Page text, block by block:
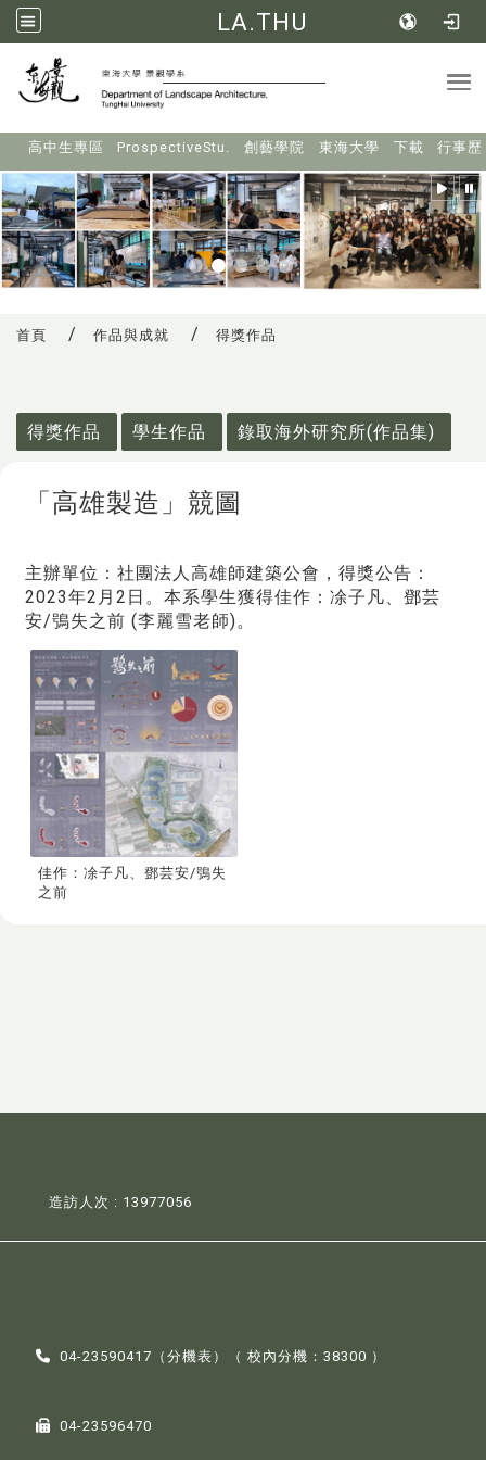
LA.THU
高中生專區 ProspectiveStu. 創藝學院 東海大學 下載 行事歷
首頁 作品與成就 得獎作品
得獎作品
學生作品 錄取海外研究所(作品集)
「高雄製造」競圖
主辦單位：社團法人高雄師建築公會，得獎公告：
2023年2月2日。本系學生獲得佳作：凃子凡、鄧芸
安/鴞失之前 (李麗雪老師)。
佳作：凃子凡、鄧芸安/鴞失
之前
造訪人次 : 13977056
04-23590417（分機表 ）（ 校內分機：38300 ）
04-23596470